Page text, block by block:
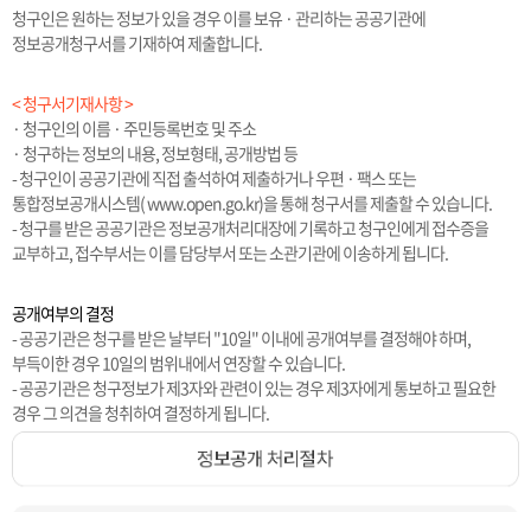
청구인은 원하는 정보가 있을 경우 이를 보유 · 관리하는 공공기관에
정보공개청구서를 기재하여 제출합니다.
< 청구서기재사항 >
· 청구인의 이름 · 주민등록번호 및 주소
· 청구하는 정보의 내용, 정보형태, 공개방법 등
- 청구인이 공공기관에 직접 출석하여 제출하거나 우편 · 팩스 또는
통합정보공개시스템( www.open.go.kr)을 통해 청구서를 제출할 수 있습니다.
- 청구를 받은 공공기관은 정보공개처리대장에 기록하고 청구인에게 접수증을
교부하고, 접수부서는 이를 담당부서 또는 소관기관에 이송하게 됩니다.
공개여부의 결정
- 공공기관은 청구를 받은 날부터 "10일" 이내에 공개여부를 결정해야 하며,
부득이한 경우 10일의 범위내에서 연장할 수 있습니다.
- 공공기관은 청구정보가 제3자와 관련이 있는 경우 제3자에게 통보하고 필요한
경우 그 의견을 청취하여 결정하게 됩니다.